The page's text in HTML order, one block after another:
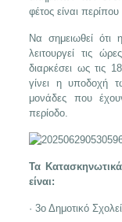
φέτος είναι
Να σημειωθεί
λειτουργεί τις
διαρκέσει ως τις
γίνει η υποδοχή
μονάδες που
περίοδο.
Τα
είναι:
· 3ο Δημοτικό